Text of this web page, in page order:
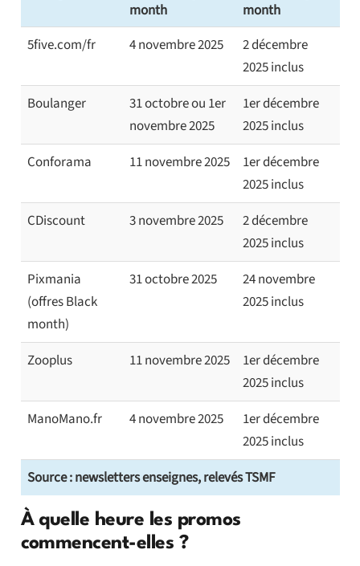
month
month
Source : newsletters enseignes, relevés TSMF
5five.com/fr 4 novembre 2025
2 décembre
2025 inclus
Boulanger
31 octobre ou 1er
novembre 2025
1er décembre
2025 inclus
Conforama
11 novembre 2025
1er décembre
2025 inclus
CDiscount
3 novembre 2025
2 décembre
2025 inclus
Pixmania
(offres Black
month)
31 octobre 2025
24 novembre
2025 inclus
Zooplus 11 novembre 2025
1er décembre
2025 inclus
ManoMano.fr
4 novembre 2025
1er décembre
2025 inclus
À quelle heure les promos
commencent-elles ?